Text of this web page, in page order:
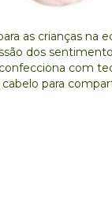
as crianças na
dos
com
para